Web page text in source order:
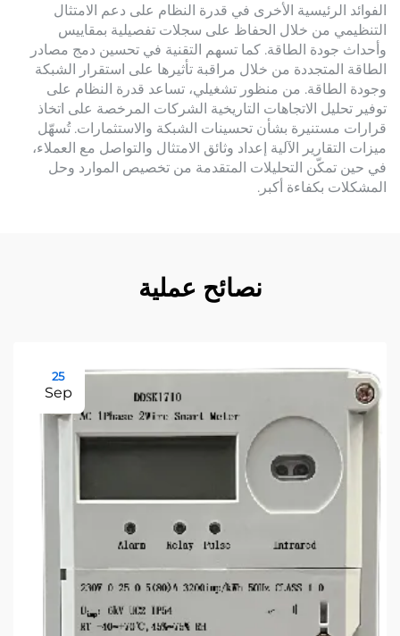
الفوائد الرئيسية الأخرى في قدرة النظام على دعم الامتثال
التنظيمي من خلال الحفاظ على سجلات تفصيلية بمقاييس
وأحداث جودة الطاقة. كما تسهم التقنية في تحسين دمج مصادر
الطاقة المتجددة من خلال مراقبة تأثيرها على استقرار الشبكة
وجودة الطاقة. من منظور تشغيلي، تساعد قدرة النظام على
توفير تحليل الاتجاهات التاريخية الشركات المرخصة على اتخاذ
قرارات مستنيرة بشأن تحسينات الشبكة والاستثمارات. تُسهّل
ميزات التقارير الآلية إعداد وثائق الامتثال والتواصل مع العملاء،
في حين تمكّن التحليلات المتقدمة من تخصيص الموارد وحل
المشكلات بكفاءة أكبر.
نصائح عملية
25
Sep